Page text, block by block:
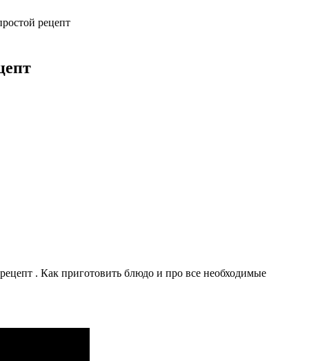
рецепт
. Как приготовить блюдо и про все необходимые